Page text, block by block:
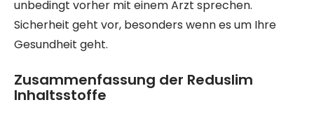
unbedingt vorher mit einem Arzt sprechen.
Sicherheit geht vor, besonders wenn es um Ihre
Gesundheit geht.
Zusammenfassung der Reduslim
Inhaltsstoffe